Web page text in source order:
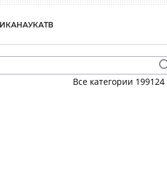
НАУКАТВ
Все категории 199124